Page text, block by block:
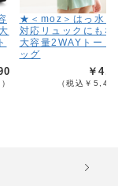
★＜moz＞はっ水！
対応リュックにもな
大容量2WAYトート
ッグ
￥
（税込￥